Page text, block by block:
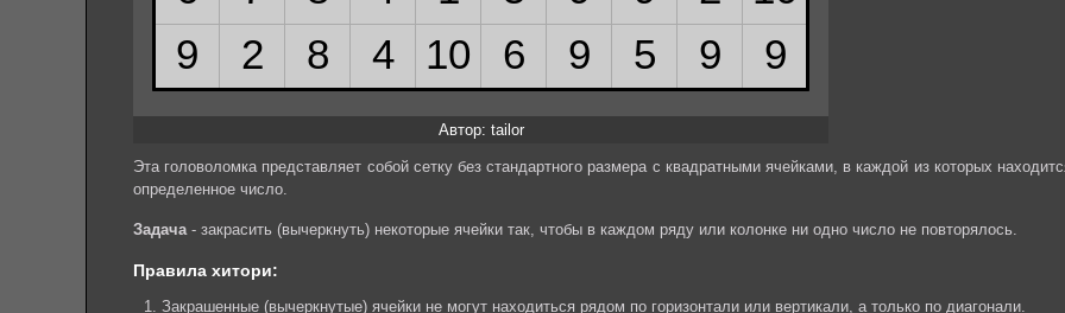
Автор: tailor
Эта головоломка представляет собой сетку без стандартного размера с квадратными ячейками, в каждой из которых
определенное число.
Задача- закрасить (вычеркнуть) некоторые ячейки так, чтобы в каждом ряду или колонке ни одно число не повторялось.
Правила хитори:
Закрашенные (вычеркнутые) ячейки не могут находиться рядом по горизонтали или вертикали, а только по диагонали.